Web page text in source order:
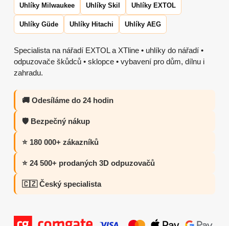
Uhlíky Milwaukee Uhlíky Skil Uhlíky EXTOL
Uhlíky Güde Uhlíky Hitachi Uhlíky AEG
Specialista na nářadí EXTOL a XTline • uhlíky do nářadí •
odpuzovače škůdců • sklopce • vybavení pro dům, dílnu i
zahradu.
🚚 Odesíláme do 24 hodin
🛡️ Bezpečný nákup
⭐ 180 000+ zákazníků
⭐ 24 500+ prodaných 3D odpuzovačů
🇨🇿 Český specialista